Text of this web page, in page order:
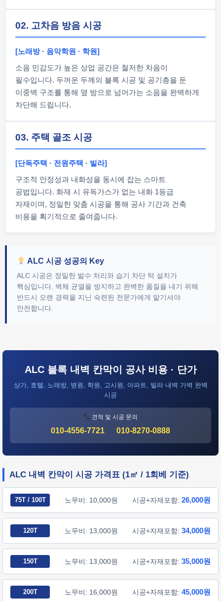
02. 고차음 방음 시공
[노래방 · 음악학원 · 학원]
소음 민감도가 높은 상업 공간은 철저한 차음이
필수입니다. 두꺼운 두께의 블록 시공 및 공기층을 둔
이중벽 구조를 통해 옆 방으로 넘어가는 소음을 완벽하게
차단해 드립니다.
03. 주택 골조 시공
[단독주택 · 전원주택 · 빌라]
구조적 안정성과 내화성을 동시에 잡는 스마트
공법입니다. 화재 시 유독가스가 없는 내화 1등급
자재이며, 정밀한 맞춤 시공을 통해 공사 기간과 건축
비용을 획기적으로 줄여줍니다.
ALC 시공 성공의 Key
ALC 시공은 정밀한 발수 처리와 습기 차단 턱 설치가
핵심입니다. 벽체 균열을 방지하고 완벽한 품질을 내기 위해
반드시 오랜 경력을 지닌 숙련된 전문가에게 맡기셔야
안전합니다.
ALC 블록 내벽 칸막이 공사 비용 · 단가
상가, 호텔, 노래방, 병원, 학원, 고시원, 아파트, 빌라 내벽 가벽 완벽
시공
견적 및 시공 문의
010-4556-7721 010-8270-0888
ALC 내벽 칸막이 시공 가격표 (1㎡ / 1회베 기준)
75T / 100T 노무비: 10,000원 시공+자재포함: 26,000원
120T 노무비: 13,000원 시공+자재포함: 34,000원
150T 노무비: 13,000원 시공+자재포함: 35,000원
200T 노무비: 16,000원 시공+자재포함: 45,000원